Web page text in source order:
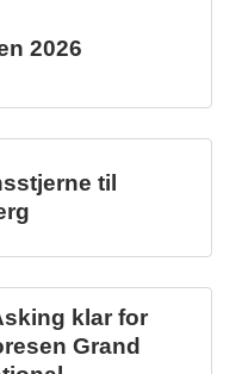
2026
til
klar for
Grand